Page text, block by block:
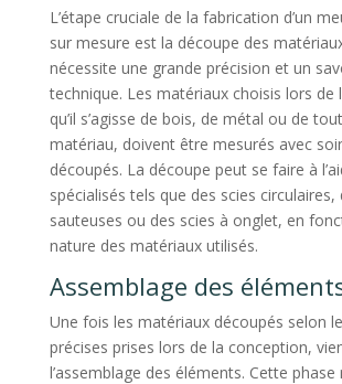
L’étape cruciale de la fabrication d’un
sur mesure est la découpe des
nécessite une grande précision et un
technique. Les matériaux choisis lors de
qu’il s’agisse de bois, de métal ou de
matériau, doivent être mesurés avec
découpés. La découpe peut se faire à
spécialisés tels que des scies circulaires,
sauteuses ou des scies à onglet, en
nature des matériaux utilisés.
Assemblage des
Une fois les matériaux découpés selon
précises prises lors de la conception,
l’assemblage des éléments. Cette